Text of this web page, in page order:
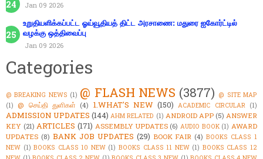
Jan 09 2026
உறுதியளிக்கப்பட்ட ஓய்வூதியத் திட்ட அரசாணை: மதுரை ஐகோர்ட்டில்
வழக்கு ஒத்திவைப்பு
Jan 09 2026
Categories
@ BREAKING NEWS (1) @ FLASH NEWS (3877) @ SITE MAP
(1) @ செய்தி துளிகள் (4) 1.WHAT'S NEW (150) ACADEMIC CIRCULAR (1)
ADMISSION UPDATES (144) AHM RELATED (1) ANDROID APP (5) ANSWER
KEY (21) ARTICLES (171) ASSEMBLY UPDATES (6) AUDIO BOOK (1) AWARD
UPDATES (8) BANK JOB UPDATES (29) BOOK FAIR (4) BOOKS CLASS 1
NEW (1) BOOKS CLASS 10 NEW (1) BOOKS CLASS 11 NEW (1) BOOKS CLASS 12